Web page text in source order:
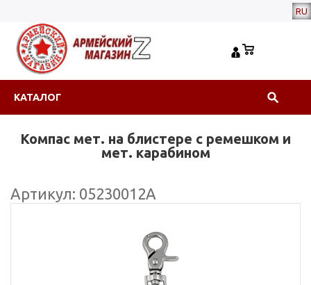
RU
КАТАЛОГ
Компас мет. на блистере с ремешком и
мет. карабином
Артикул: 05230012А